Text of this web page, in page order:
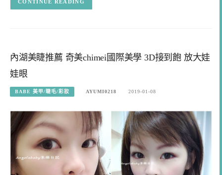
CONTINUE READING
內湖美睫推薦 奇美chimei國際美學 3D接到飽 放大娃
娃眼
BABE 美甲/睫毛/彩妝 AYUMI0218 2019-01-08